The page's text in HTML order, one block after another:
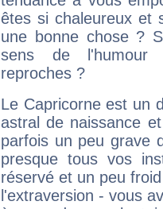
êtes si chaleureux et
une bonne chose ?
sens de l'humour
reproches ?
Le Capricorne est un
astral de naissance
parfois un peu grave
presque tous vos
réservé et un peu
l'extraversion - vous